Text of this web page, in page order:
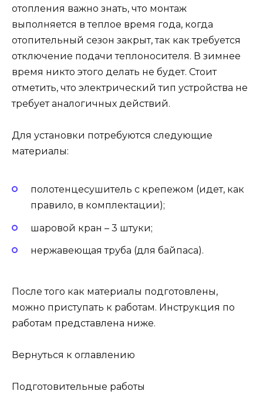
отопления важно знать, что монтаж
выполняется в теплое время года, когда
отопительный сезон закрыт, так как требуется
отключение подачи теплоносителя. В зимнее
время никто этого делать не будет. Стоит
отметить, что электрический тип устройства не
требует аналогичных действий.
Для установки потребуются следующие
материалы:
полотенцесушитель с крепежом (идет, как
правило, в комплектации);
шаровой кран – 3 штуки;
нержавеющая труба (для байпаса).
После того как материалы подготовлены,
можно приступать к работам. Инструкция по
работам представлена ниже.
Вернуться к оглавлению
Подготовительные работы